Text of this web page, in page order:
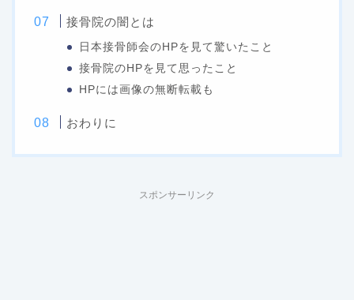
接骨院の闇とは
日本接骨師会のHPを見て驚いたこと
接骨院のHPを見て思ったこと
HPには画像の無断転載も
おわりに
スポンサーリンク